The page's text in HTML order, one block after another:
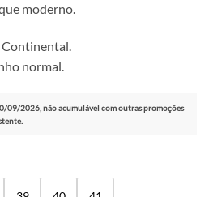
moderno.
normal.
09/2026, não acumulável com outras promoções